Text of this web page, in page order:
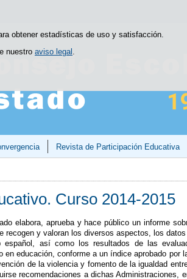
obtener estadísticas de uso y satisfacción.
nuestro aviso legal
Revista de Participación Educativa
Curso 2014-2015
elabora, aprueba y hace público un informe
recogen y valoran los diversos aspectos, los
español, así como los resultados de las
educación, conforme a un índice aprobado por
de la violencia y fomento de la igualdad
recomendaciones a dichas Administraciones,